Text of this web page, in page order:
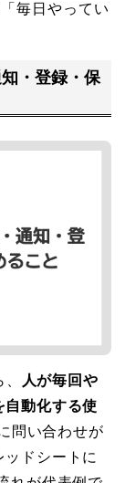
毎日やってい
・登録・保
人が毎回や
自動化する使
問い合わせが
ドシートに